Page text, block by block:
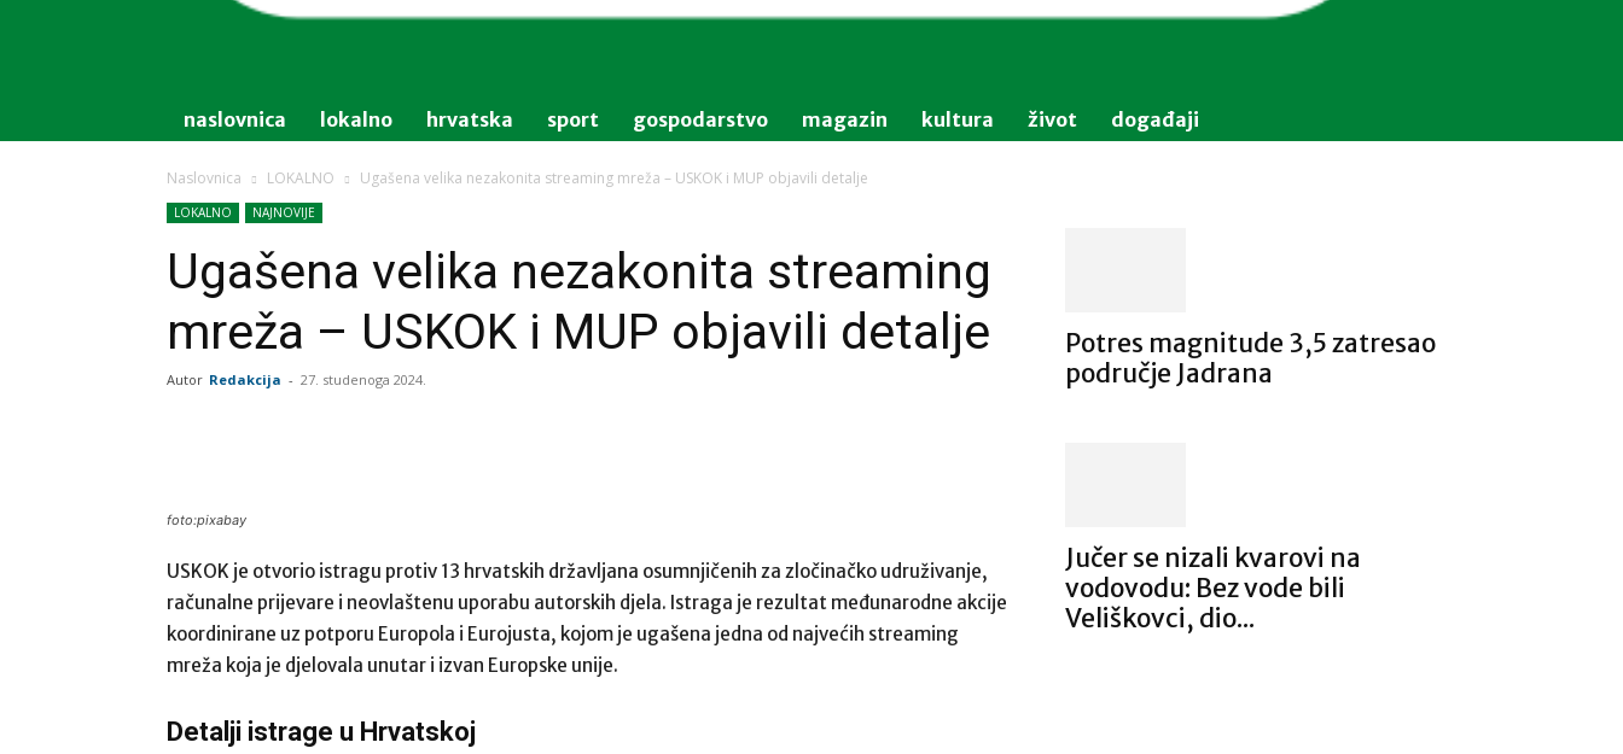
naslovnica lokalno hrvatska sport gospodarstvo magazin kultura život događaji
Naslovnica LOKALNO Ugašena velika nezakonita streaming mreža – USKOK i MUP objavili detalje
LOKALNO NAJNOVIJE
Ugašena velika nezakonita streaming
mreža – USKOK i MUP objavili detalje
Autor Redakcija - 27. studenoga 2024.
foto:pixabay
USKOK je otvorio istragu protiv 13 hrvatskih državljana osumnjičenih za zločinačko udruživanje,
računalne prijevare i neovlaštenu uporabu autorskih djela. Istraga je rezultat međunarodne akcije
koordinirane uz potporu Europola i Eurojusta, kojom je ugašena jedna od najvećih streaming
mreža koja je djelovala unutar i izvan Europske unije.
Detalji istrage u Hrvatskoj
Potres magnitude 3,5 zatresao
područje Jadrana
Jučer se nizali kvarovi na
vodovodu: Bez vode bili
Veliškovci, dio...